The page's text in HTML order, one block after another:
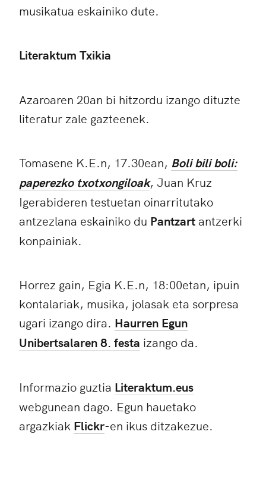
musikatua eskainiko dute.
Literaktum Txikia
Azaroaren 20an bi hitzordu izango dituzte
literatur zale gazteenek.
Tomasene K.E.n, 17.30ean, Boli bili boli:
paperezko txotxongiloak, Juan Kruz
Igerabideren testuetan oinarritutako
antzezlana eskainiko du Pantzart antzerki
konpainiak.
Horrez gain, Egia K.E.n, 18:00etan, ipuin
kontalariak, musika, jolasak eta sorpresa
ugari izango dira. Haurren Egun
Unibertsalaren 8. festa izango da.
Informazio guztia Literaktum.eus
webgunean dago. Egun hauetako
argazkiak Flickr-en ikus ditzakezue.